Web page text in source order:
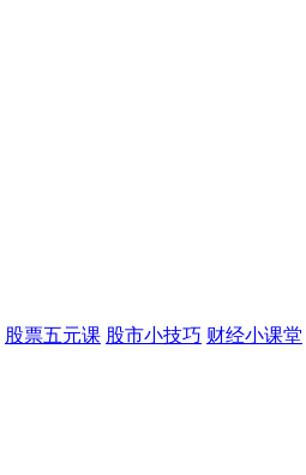
股票五元课 股市小技巧 财经小课堂